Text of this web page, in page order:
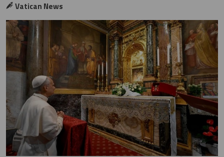
Vatican News